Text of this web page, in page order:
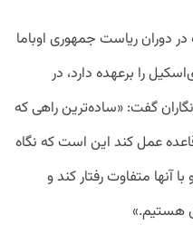
در دوران ریاست جمهوری اوباما
را برعهده دارد، در
گفت: «ساده‌ترین راهی که
عمل کند این است که نگاه
آنها متفاوت رفتار کند و
هستیم.»